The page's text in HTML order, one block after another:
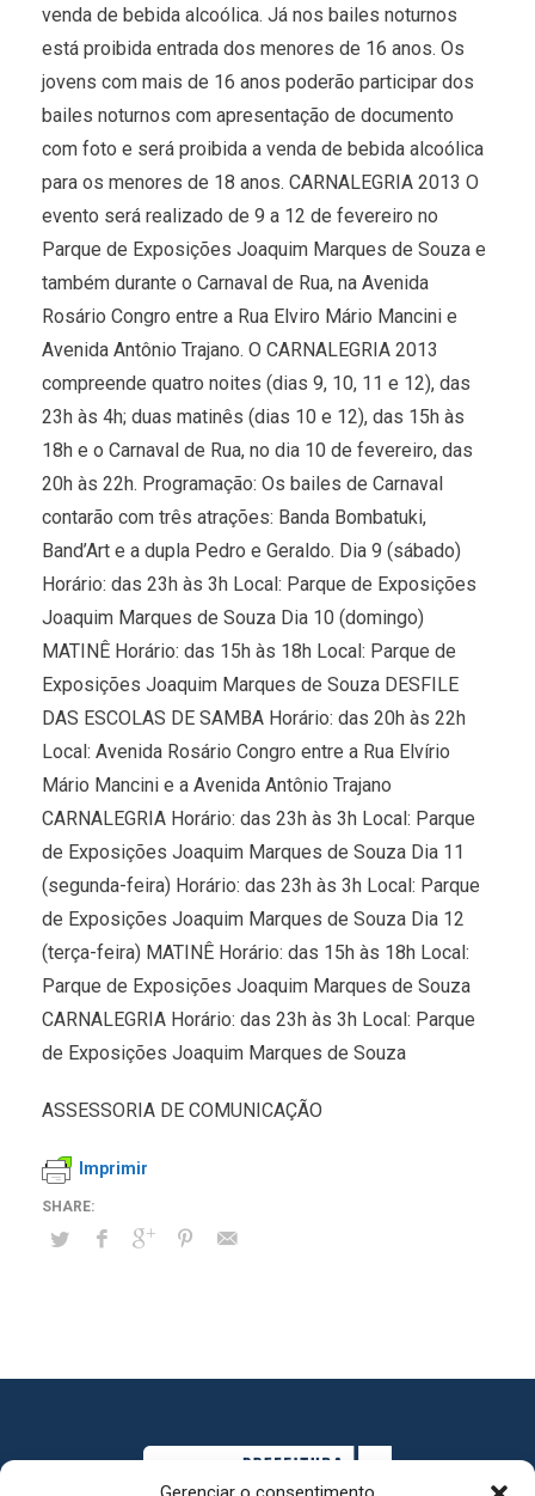
venda de bebida alcoólica. Já nos bailes noturnos
está proibida entrada dos menores de 16 anos. Os
jovens com mais de 16 anos poderão participar dos
bailes noturnos com apresentação de documento
com foto e será proibida a venda de bebida alcoólica
para os menores de 18 anos. CARNALEGRIA 2013 O
evento será realizado de 9 a 12 de fevereiro no
Parque de Exposições Joaquim Marques de Souza e
também durante o Carnaval de Rua, na Avenida
Rosário Congro entre a Rua Elviro Mário Mancini e
Avenida Antônio Trajano. O CARNALEGRIA 2013
compreende quatro noites (dias 9, 10, 11 e 12), das
23h às 4h; duas matinês (dias 10 e 12), das 15h às
18h e o Carnaval de Rua, no dia 10 de fevereiro, das
20h às 22h. Programação: Os bailes de Carnaval
contarão com três atrações: Banda Bombatuki,
Band’Art e a dupla Pedro e Geraldo. Dia 9 (sábado)
Horário: das 23h às 3h Local: Parque de Exposições
Joaquim Marques de Souza Dia 10 (domingo)
MATINÊ Horário: das 15h às 18h Local: Parque de
Exposições Joaquim Marques de Souza DESFILE
DAS ESCOLAS DE SAMBA Horário: das 20h às 22h
Local: Avenida Rosário Congro entre a Rua Elvírio
Mário Mancini e a Avenida Antônio Trajano
CARNALEGRIA Horário: das 23h às 3h Local: Parque
de Exposições Joaquim Marques de Souza Dia 11
(segunda-feira) Horário: das 23h às 3h Local: Parque
de Exposições Joaquim Marques de Souza Dia 12
(terça-feira) MATINÊ Horário: das 15h às 18h Local:
Parque de Exposições Joaquim Marques de Souza
CARNALEGRIA Horário: das 23h às 3h Local: Parque
de Exposições Joaquim Marques de Souza
ASSESSORIA DE COMUNICAÇÃO
Imprimir